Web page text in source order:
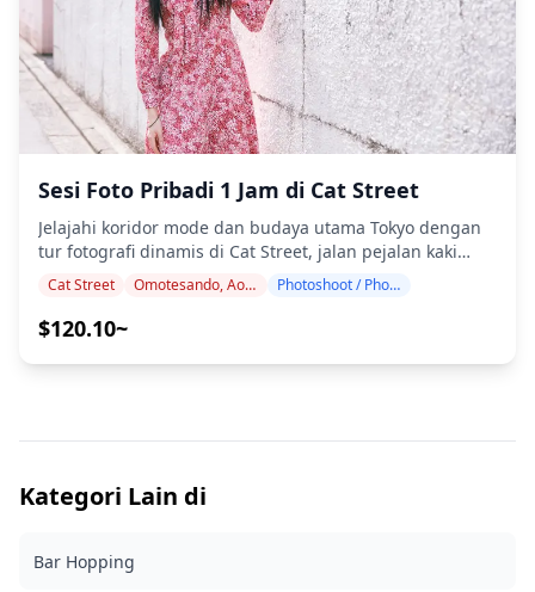
(https://images.unsplash.com/photo-1503899036084-
c55cdd92da26?w=1200&h=800&fit=crop&q=80) ![]
(https://images.unsplash.com/photo-1554797589-
7241bb691973?w=1200&h=800&fit=crop&q=80) ![]
(https://images.unsplash.com/photo-1493976040374-
85c8e12f0c0e?w=1200&h=800&fit=crop&q=80)
Empat minuman selamat datang (+ mencicipi sake) dan
camilan bar gourmet ・Jalan-jalan singkat dan bergaya
(≈1 km) melewati butik-butik utama dan mahakarya
beton Ando ・Maksimal 6 tamu untuk suasana eksklusif,
bisa ngobrol dengan bartender ◆ Termasuk | Item |
Detail | | -- | -- | | Minuman | 1 minuman selamat
datang di setiap tempat (total 4); sake swalayan tanpa
batas selama 30 menit | | Makanan | Tapas atau
camilan bar bersama di dua perhentian | | Pemandu |
Pemandu berlisensi berbahasa Inggris/Jepang dengan
keahlian arsitektur & minuman | | Tambahan | Foto
digital dikirim dalam 24 jam | | Rute | Navigasi dengan
Tidak Termasuk Transfer hotel · Minuman/makanan
Contoh Jadwal* | Waktu | Tempat & Pengalaman | | -- |
YONA BEER WORKS Online Shop]
aoyama?utm_source=chatgpt.com) | | 18:40-19:25 | Beer
Brain @ COMMUNE – taproom food-truck luar ruangan
ruangan ke YYG Taproom Harajuku) [Craft Beer Bars
Sesi Foto Pribadi 1 Jam di Cat Street
Jelajahi koridor mode dan budaya utama Tokyo dengan
tur fotografi dinamis di Cat Street, jalan pejalan kaki
ikonis yang menghubungkan pusat budaya anak muda
Harajuku dengan etalase arsitektur Omotesando. Rute
unik sepanjang 800 meter ini menawarkan perjalanan
masing-masing dengan karakter dan peluang
yang terkenal oleh Stephen Powers dan mural wajah
komposisi artistik yang berani. Temukan toko konsep
mode terbaru seperti Coach Play yang pastel dan
bawaannya, di samping butik indie, kedai kopi khusus,
Cat Street Omotesando, Aoyama, Harajuku Photoshoot / Photo tour
$120.10~
Kategori Lain di
Bar Hopping